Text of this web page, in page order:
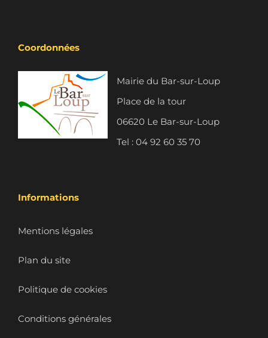
Coordonnées
Mairie du Bar-sur-Loup
Place de la tour
06620 Le Bar-sur-Loup
Tel : 04 92 60 35 70
Informations
Mentions légales
Plan du site
Politique de cookies
Conditions générales